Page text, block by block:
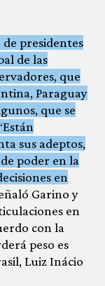
de presidentes
de las
que
Paraguay
que se
sus adeptos,
poder en la
en
Garino y
en
con la
peso es
Luiz Inácio